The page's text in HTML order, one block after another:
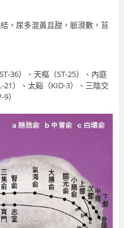
，尿多混黃且甜，脈滑數，苔
36）、天樞（ST-25）、內庭
21）、太谿（KID-3）、三陰交
）